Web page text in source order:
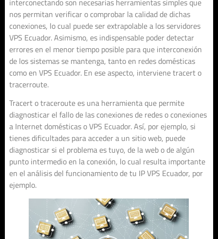
nos permitan verificar o comprobar la calidad de dichas
conexiones, lo cual puede ser extrapolable a los servidores
VPS Ecuador. Asimismo, es indispensable poder detectar
errores en el menor tiempo posible para que interconexión
de los sistemas se mantenga, tanto en redes domésticas
como en VPS Ecuador. En ese aspecto, interviene tracert o
tracerroute.
Tracert o traceroute es una herramienta que permite
diagnosticar el fallo de las conexiones de redes o conexiones
a Internet domésticas o VPS Ecuador. Así, por ejemplo, si
tienes dificultades para acceder a un sitio web, puede
diagnosticar si el problema es tuyo, de la web o de algún
punto intermedio en la conexión, lo cual resulta importante
en el análisis del funcionamiento de tu IP VPS Ecuador, por
ejemplo.